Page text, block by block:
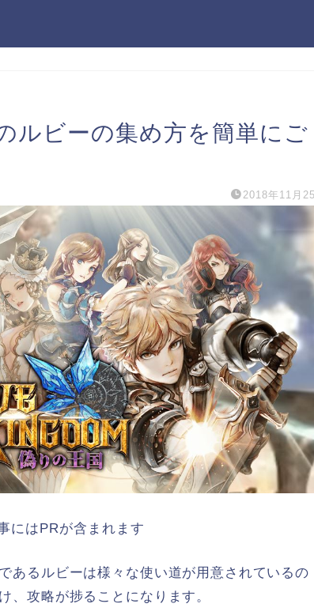
ルビーの集め方を簡単にご
2018年11月
にはPRが含まれます
あるルビーは様々な使い道が用意されているの
、攻略が捗ることになります。